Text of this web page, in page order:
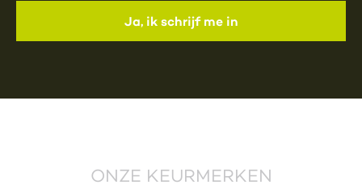
ONZE KEURMERKEN